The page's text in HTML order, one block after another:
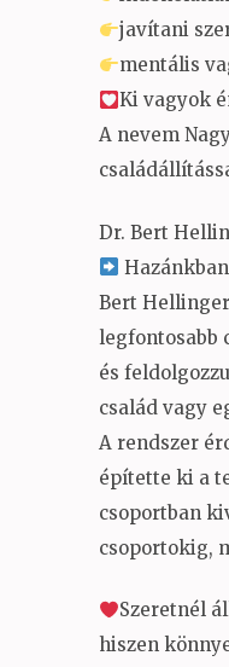
javítani
mentális
Ki vagyok
A nevem
Dr. Bert
Bert
legfontosabb
és
család vagy
A rendszer
építette ki a
csoportban
csoportokig,
Szeretnél
hiszen